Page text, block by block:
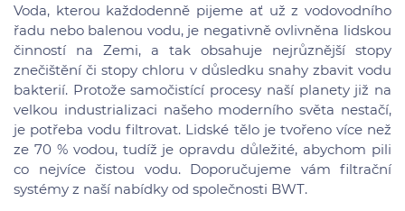
Voda, kterou každodenně pijeme ať už z vodovodního
řadu nebo balenou vodu, je negativně ovlivněna lidskou
činností na Zemi, a tak obsahuje nejrůznější stopy
znečištění či stopy chloru v důsledku snahy zbavit vodu
bakterií. Protože samočistící procesy naší planety již na
velkou industrializaci našeho moderního světa nestačí,
je potřeba vodu filtrovat. Lidské tělo je tvořeno více než
ze 70 % vodou, tudíž je opravdu důležité, abychom pili
co nejvíce čistou vodu. Doporučujeme vám filtrační
systémy z naší nabídky od společnosti BWT.